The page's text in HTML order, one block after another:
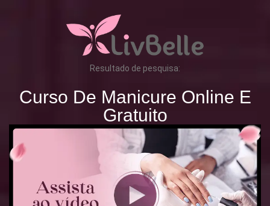
Resultado de pesquisa:
Curso De Manicure Online E
Gratuito